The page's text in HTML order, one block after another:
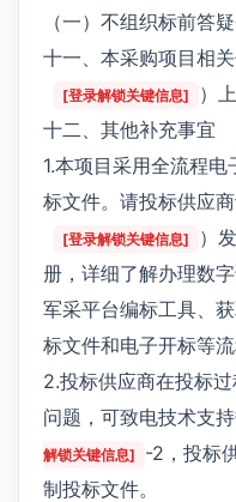
（一）不组织标前答
十一、本采购项目相
[登录解锁关键信息]
）
十二、其他补充事宜
1.本项目采用全流程
标文件。请投标供应
[登录解锁关键信息]
）
册，详细了解办理数
军采平台编标工具、
标文件和电子开标等流
2.投标供应商在投标
问题，可致电技术支
解锁关键信息]
-2，投标
制投标文件。